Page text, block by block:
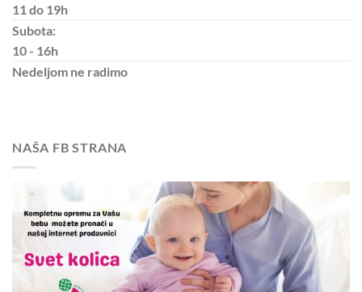
11 do 19h
Subota:
10 - 16h
Nedeljom ne radimo
NAŠA FB STRANA